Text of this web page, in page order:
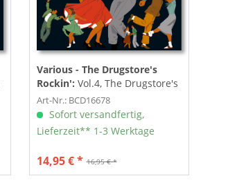
Various - The Drugstore's
Rockin': Vol.4, The Drugstore's
Rockin' (CD)
Art-Nr.: BCD16678
Sofort versandfertig,
Lieferzeit** 1-3 Werktage
16,95 € *
14,95 € *